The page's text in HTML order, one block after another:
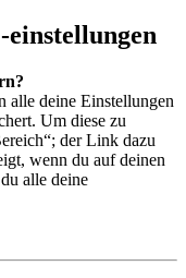
alle deine Einstellungen
Um diese zu
der Link dazu
wenn du auf deinen
alle deine